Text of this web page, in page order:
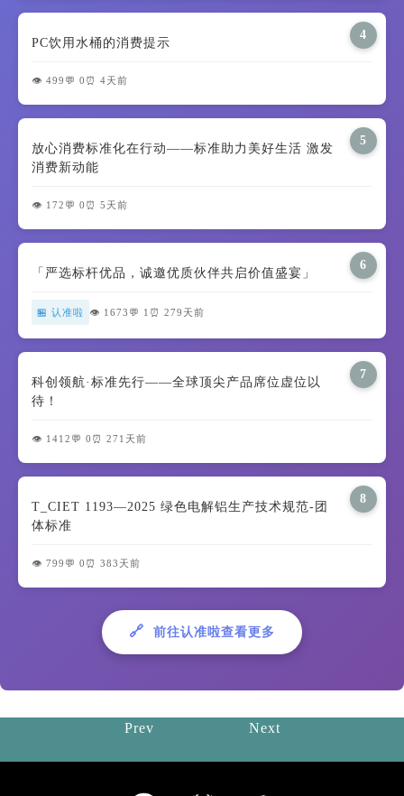
4
PC饮用水桶的消费提示
👁️ 499 💬 0 ⏰ 4天前
5
放心消费标准化在行动——标准助力美好生活 激发
消费新动能
👁️ 172 💬 0 ⏰ 5天前
6
「严选标杆优品，诚邀优质伙伴共启价值盛宴」
🏪 认准啦 👁️ 1673 💬 1 ⏰ 279天前
7
科创领航·标准先行——全球顶尖产品席位虚位以
待！
👁️ 1412 💬 0 ⏰ 271天前
8
T_CIET 1193—2025 绿色电解铝生产技术规范-团
体标准
👁️ 799 💬 0 ⏰ 383天前
🔗 前往认准啦查看更多
Prev Next